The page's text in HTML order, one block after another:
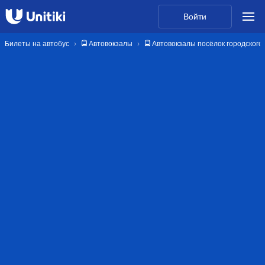
Войти
Билеты на автобус 🚍 Автовокзалы 🚍 Автовокзалы посёлок